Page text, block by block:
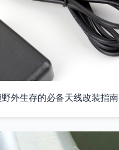
外生存的必备天线改装指南